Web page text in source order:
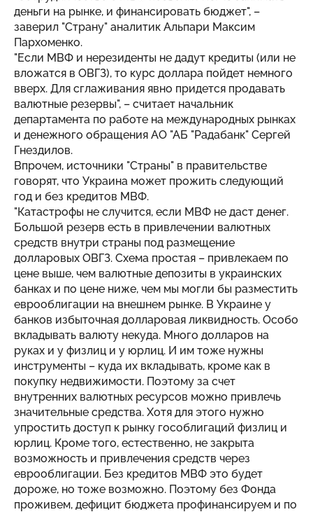
деньги на рынке, и финансировать бюджет", –
заверил "Страну" аналитик Альпари Максим
Пархоменко.
"Если МВФ и нерезиденты не дадут кредиты (или не
вложатся в ОВГЗ), то курс доллара пойдет немного
вверх. Для сглаживания явно придется продавать
валютные резервы", – считает начальник
департамента по работе на международных рынках
и денежного обращения АО "АБ "Радабанк" Сергей
Гнездилов.
Впрочем, источники "Страны" в правительстве
говорят, что Украина может прожить следующий
год и без кредитов МВФ.
"Катастрофы не случится, если МВФ не даст денег.
Большой резерв есть в привлечении валютных
средств внутри страны под размещение
долларовых ОВГЗ. Схема простая – привлекаем по
цене выше, чем валютные депозиты в украинских
банках и по цене ниже, чем мы могли бы разместить
еврооблигации на внешнем рынке. В Украине у
банков избыточная долларовая ликвидность. Особо
вкладывать валюту некуда. Много долларов на
руках и у физлиц и у юрлиц. И им тоже нужны
инструменты – куда их вкладывать, кроме как в
покупку недвижимости. Поэтому за счет
внутренних валютных ресурсов можно привлечь
значительные средства. Хотя для этого нужно
упростить доступ к рынку гособлигаций физлиц и
юрлиц. Кроме того, естественно, не закрыта
возможность и привлечения средств через
еврооблигации. Без кредитов МВФ это будет
дороже, но тоже возможно. Поэтому без Фонда
проживем, дефицит бюджета профинансируем и по